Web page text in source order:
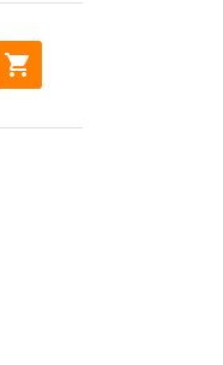
shopping_cart